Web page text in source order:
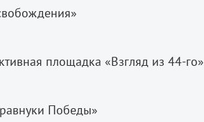
площадка «Взгляд из 44-го»
Победы»